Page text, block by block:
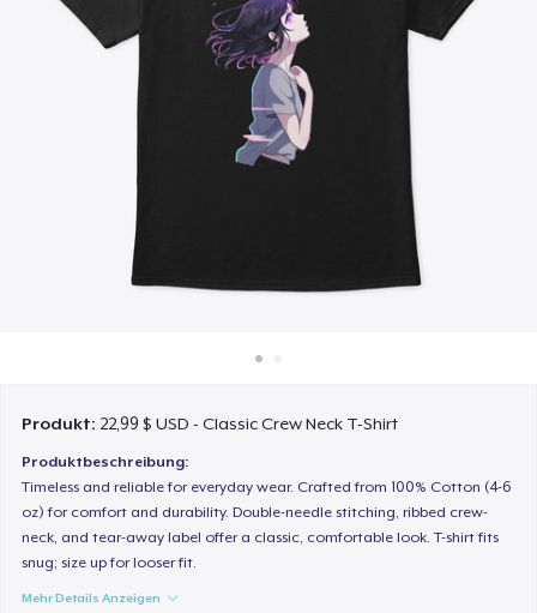
Überall verkaufen
Etwas verkaufen
Produkt: 22,99 $ USD - Classic Crew Neck T-Shirt
Produktbeschreibung:
Timeless and reliable for everyday wear. Crafted from 100% Cotton (4-6
oz) for comfort and durability. Double-needle stitching, ribbed crew-
neck, and tear-away label offer a classic, comfortable look. T-shirt fits
snug; size up for looser fit.
Mehr Details Anzeigen